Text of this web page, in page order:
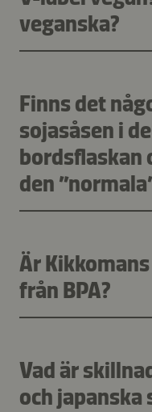
veganska?
Finns det
sojasåsen i
bordsflaskan
den
Är
från BPA?
Vad är
och japanska